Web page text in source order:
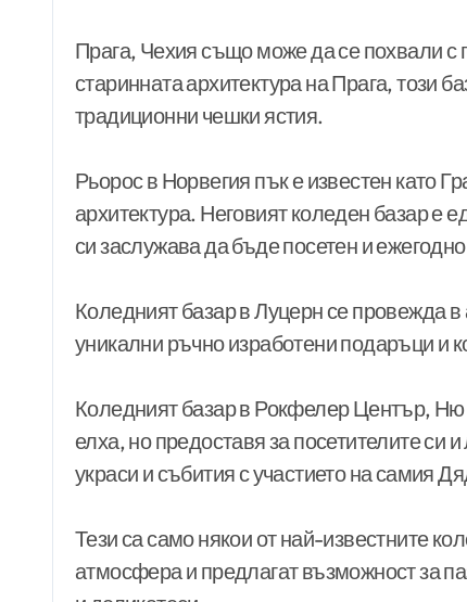
Прага, Чехия също може да се похвали с
старинната архитектура на Прага, този
традиционни чешки ястия.
Рьорос в Норвегия пък е известен като
архитектура. Неговият коледен базар е
си заслужава да бъде посетен и
Коледният базар в Луцерн се провежда
уникални ръчно изработени подаръци и
Коледният базар в Рокфелер Център,
елха, но предоставя за посетителите си
украси и събития с участието на самия
Тези са само някои от най-известните
атмосфера и предлагат възможност за